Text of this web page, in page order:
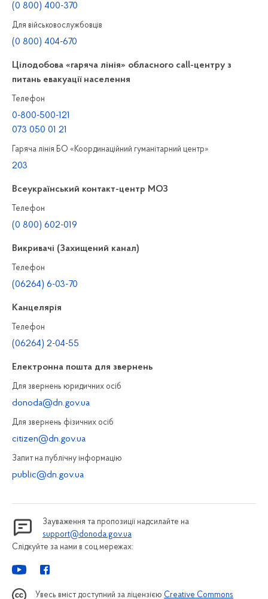
(0 800) 400-370
Для військовослужбовців
(0 800) 404-670
Цілодобова «гаряча лінія» обласного call-центру з
питань евакуації населення
Телефон
0-800-500-121
073 050 01 21
Гаряча лінія БО «Координаційний гуманітарний центр»
203
Всеукраїнський контакт-центр МОЗ
Телефон
(0 800) 602-019
Викривачі (Захищений канал)
Телефон
(06264) 6-03-70
Канцелярiя
Телефон
(06264) 2-04-55
Електронна пошта для звернень
Для звернень юридичних осiб
donoda@dn.gov.ua
Для звернень фізичних осiб
citizen@dn.gov.ua
Запит на публiчну інформацiю
public@dn.gov.ua
Зауваження та пропозиції надсилайте на
support@donoda.gov.ua
Слідкуйте за нами в соц.мережах:
Увесь вміст доступний за ліцензією Creative Commons